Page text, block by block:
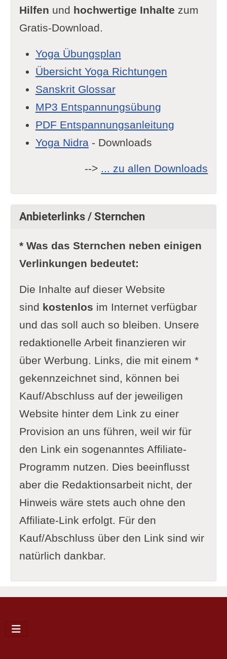
Hilfen und hochwertige Inhalte zum
Gratis-Download.
Yoga Übungsplan
Übersicht Yoga Richtungen
Sanskrit Glossar
MP3 Entspannungsübung
PDF Entspannungsanleitung
Yoga Nidra- Downloads
--> ... zu allen Downloads
Anbieterlinks / Sternchen
* Was das Sternchen neben einigen
Verlinkungen bedeutet:
Die Inhalte auf dieser Website
sind kostenlos im Internet verfügbar
und das soll auch so bleiben. Unsere
redaktionelle Arbeit finanzieren wir
über Werbung. Links, die mit einem *
gekennzeichnet sind, können bei
Kauf/Abschluss auf der jeweiligen
Website hinter dem Link zu einer
Provision an uns führen, weil wir für
den Link ein sogenanntes Affiliate-
Programm nutzen. Dies beeinflusst
aber die Redaktionsarbeit nicht, der
Hinweis wäre stets auch ohne den
Affiliate-Link erfolgt. Für den
Kauf/Abschluss über den Link sind wir
natürlich dankbar.